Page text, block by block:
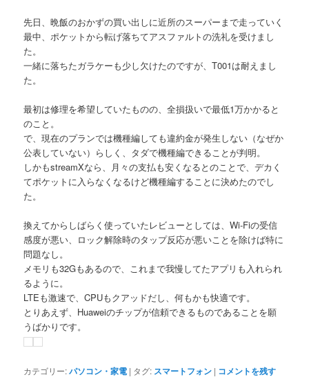
先日、晩飯のおかずの買い出しに近所のスーパーまで走っていく
最中、ポケットから転げ落ちてアスファルトの洗礼を受けまし
た。
一緒に落ちたガラケーも少し欠けたのですが、T001は耐えまし
た。
最初は修理を希望していたものの、全損扱いで最低1万かかると
のこと。
で、現在のプランでは機種編しても違約金が発生しない（なぜか
公表していない）らしく、タダで機種編できることが判明。
しかもstreamXなら、月々の支払も安くなるとのことで、デカく
てポケットに入らなくなるけど機種編することに決めたのでし
た。
換えてからしばらく使っていたレビューとしては、Wi-Fiの受信
感度が悪い、ロック解除時のタップ反応が悪いことを除けば特に
問題なし。
メモリも32Gもあるので、これまで我慢してたアプリも入れられ
るように。
LTEも激速で、CPUもクアッドだし、何もかも快適です。
とりあえず、Huaweiのチップが信頼できるものであることを願
うばかりです。
カテゴリー:パソコン・家電 | タグ: スマートフォン | コメントを残す